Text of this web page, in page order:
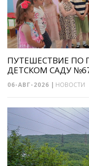
ПУТЕШЕСТВИЕ ПО
ДЕТСКОМ САДУ
06-АВГ-2026 | НОВОСТИ